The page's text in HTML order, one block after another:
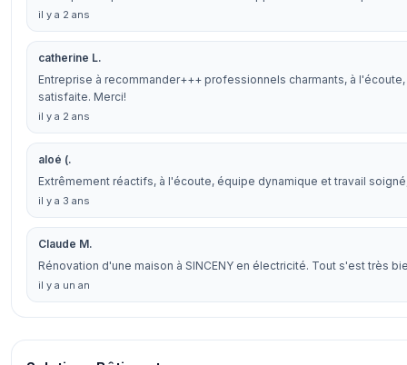
il y a 2 ans
catherine L.
Entreprise à recommander+++ professionnels charmants, à
satisfaite. Merci!
il y a 2 ans
aloé (.
Extrêmement réactifs, à l'écoute, équipe dynamique et travail
il y a 3 ans
Claude M.
Rénovation d'une maison à SINCENY en électricité. Tout s'est très
il y a un an